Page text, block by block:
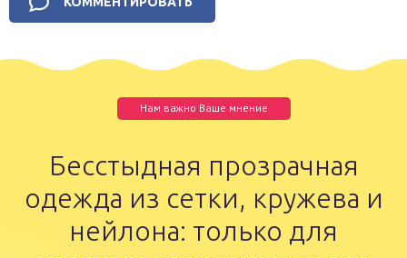
Нам важно Ваше мнение
Бесстыдная прозрачная
одежда из сетки, кружева и
нейлона: только для